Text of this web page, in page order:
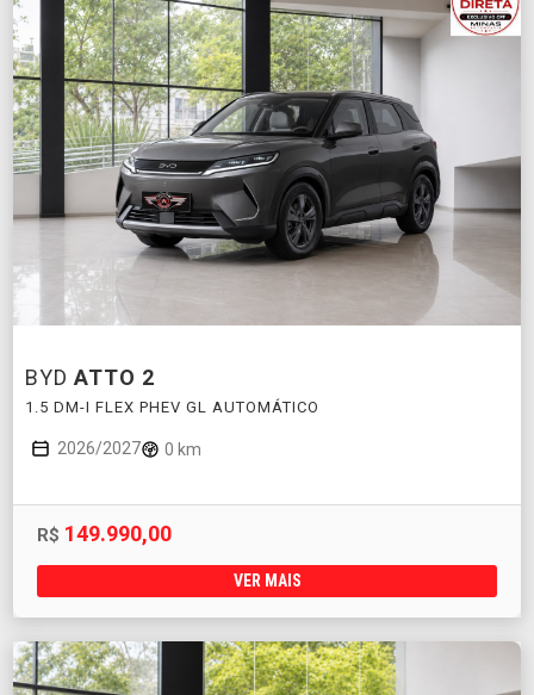
BYD ATTO 2
1.5 DM-I FLEX PHEV GL AUTOMÁTICO
2026/2027 0 km
R$ 149.990,00
VER MAIS